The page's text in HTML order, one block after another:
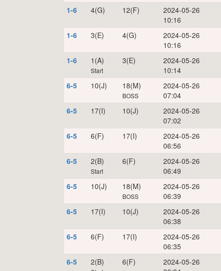
1-6
4(G) 12(F)
2024-05-26
10:16
1-6
3(E) 4(G)
2024-05-26
10:16
1-6
1(A)
Start
3(E)
2024-05-26
10:14
6-5
10(J) 18(M)
BOSS
2024-05-26
07:04
6-5
17(I) 10(J)
2024-05-26
07:02
6-5
6(F) 17(I)
2024-05-26
06:56
6-5
2(B)
Start
6(F)
2024-05-26
06:49
6-5
10(J) 18(M)
BOSS
2024-05-26
06:39
6-5
17(I) 10(J)
2024-05-26
06:38
6-5
6(F) 17(I)
2024-05-26
06:35
6-5
2(B) 6(F)
2024-05-26